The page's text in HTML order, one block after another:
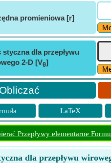
promieniowa [r]
styczna dla przepływu
2-D [Vθ]
LaTeX
Przepływy elementarne
dla przepływu